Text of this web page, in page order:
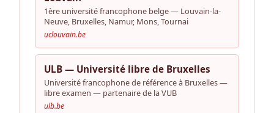
1ère université francophone belge — Louvain-la-
Neuve, Bruxelles, Namur, Mons, Tournai
uclouvain.be
ULB — Université libre de Bruxelles
Université francophone de référence à Bruxelles —
libre examen — partenaire de la VUB
ulb.be